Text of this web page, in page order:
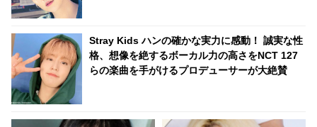
Stray Kids ハンの確かな実力に感動！ 誠実な性
格、想像を絶するボーカル力の高さをNCT 127
らの楽曲を手がけるプロデューサーが大絶賛